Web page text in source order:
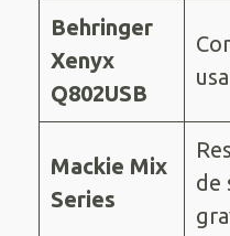
Behringer
Xenyx
Q802USB
Mackie Mix
Series
de